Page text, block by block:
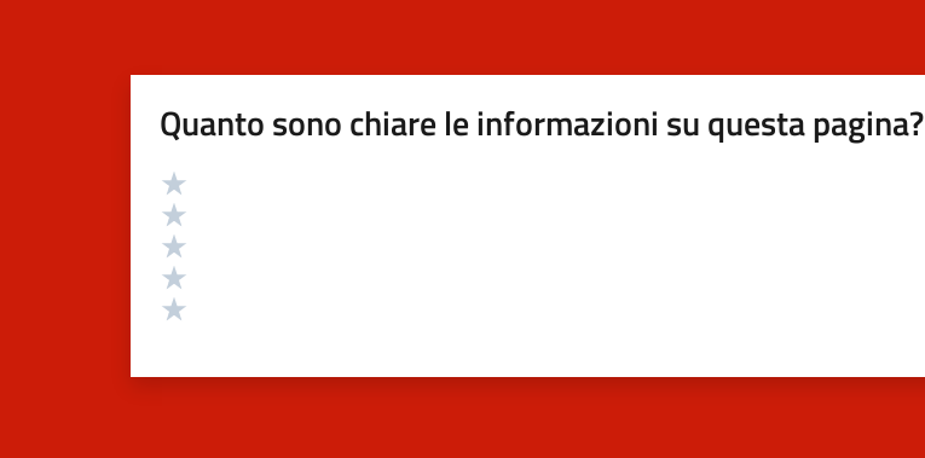
Quanto sono chiare le informazioni su questa pagina?
Valutazione